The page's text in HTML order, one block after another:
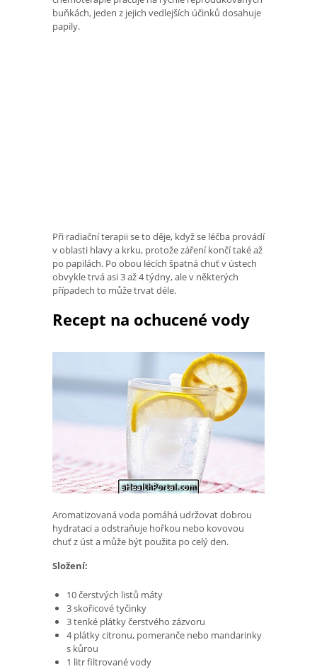
buňkách, jeden z jejich vedlejších účinků dosahuje
papily.
Při radiační terapii se to děje, když se léčba provádí
v oblasti hlavy a krku, protože záření končí také až
po papilách. Po obou lécích špatná chuť v ústech
obvykle trvá asi 3 až 4 týdny, ale v některých
případech to může trvat déle.
Recept na ochucené vody
Aromatizovaná voda pomáhá udržovat dobrou
hydrataci a odstraňuje hořkou nebo kovovou
chuť z úst a může být použita po celý den.
Složení:
10 čerstvých listů máty
3 skořicové tyčinky
3 tenké plátky čerstvého zázvoru
4 plátky citronu, pomeranče nebo mandarinky
s kůrou
1 litr filtrované vody